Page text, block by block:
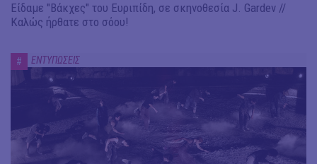
Είδαμε "Βάκχες" του Ευριπίδη, σε σκηνοθεσία J. Gardev //
Καλώς ήρθατε στο σόου!
# ΕΝΤΥΠΩΣΕΙΣ